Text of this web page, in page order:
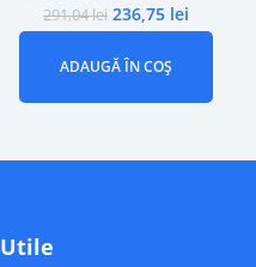
291,04lei 236,75 lei
ADAUGĂ ÎN COȘ
Utile